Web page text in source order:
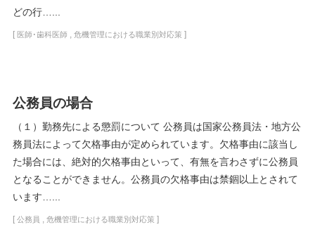
どの行…...
[ 医師･歯科医師 , 危機管理における職業別対応策 ]
公務員の場合
（１）勤務先による懲罰について 公務員は国家公務員法・地方公
務員法によって欠格事由が定められています。欠格事由に該当し
た場合には、絶対的欠格事由といって、有無を言わさずに公務員
となることができません。公務員の欠格事由は禁錮以上とされて
います…...
[ 公務員 , 危機管理における職業別対応策 ]